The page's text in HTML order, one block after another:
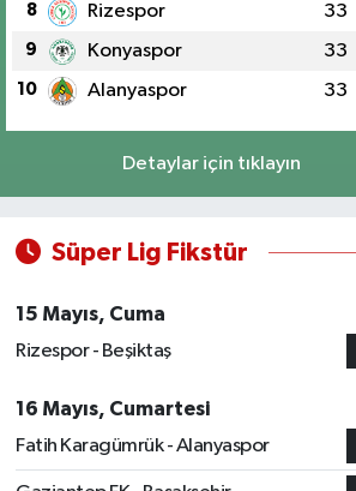
8 Rizespor 33
9 Konyaspor 33
10 Alanyaspor 33
Detaylar için tıklayın
Süper Lig Fikstür
15 Mayıs, Cuma
Rizespor - Beşiktaş
16 Mayıs, Cumartesi
Fatih Karagümrük - Alanyaspor